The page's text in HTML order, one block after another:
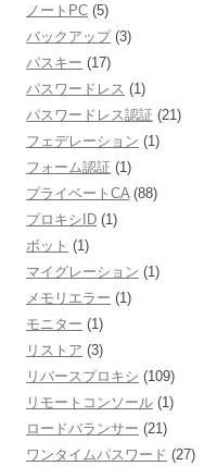
ノートPC (5)
バックアップ(3)
パスキー (17)
パスワードレス (1)
パスワードレス認証 (21)
フェデレーション (1)
フォーム認証 (1)
プライベートCA (88)
プロキシID (1)
ボット (1)
マイグレーション (1)
メモリエラー (1)
モニター (1)
リストア (3)
リバースプロキシ (109)
リモートコンソール (1)
ロードバランサー (21)
ワンタイムパスワード (27)